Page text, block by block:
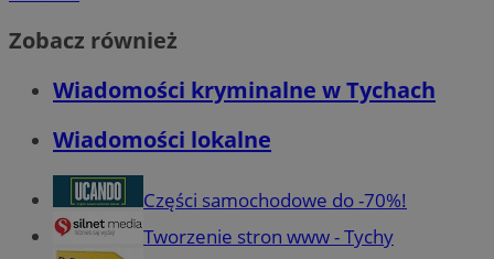
Zobacz również
Wiadomości kryminalne w Tychach
Wiadomości lokalne
Części samochodowe do -70%!
Tworzenie stron www - Tychy